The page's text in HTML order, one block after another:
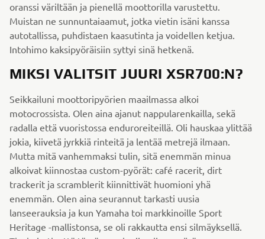
oranssi väriltään ja pienellä moottorilla varustettu.
Muistan ne sunnuntaiaamut, jotka vietin isäni kanssa
autotallissa, puhdistaen kaasutinta ja voidellen ketjua.
Intohimo kaksipyöräisiin syttyi sinä hetkenä.
MIKSI VALITSIT JUURI XSR700:N?
Seikkailuni moottoripyörien maailmassa alkoi
motocrossista. Olen aina ajanut nappularenkailla, sekä
radalla että vuoristossa enduroreiteillä. Oli hauskaa ylittää
jokia, kiivetä jyrkkiä rinteitä ja lentää metrejä ilmaan.
Mutta mitä vanhemmaksi tulin, sitä enemmän minua
alkoivat kiinnostaa custom-pyörät: café racerit, dirt
trackerit ja scramblerit kiinnittivät huomioni yhä
enemmän. Olen aina seurannut tarkasti uusia
lanseerauksia ja kun Yamaha toi markkinoille Sport
Heritage -mallistonsa, se oli rakkautta ensi silmäyksellä.